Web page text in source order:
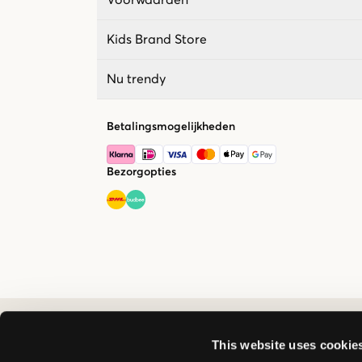
This website uses
Kids Brand Store
Nu trendy
Betalingsmogelijkheden
Bezorgopties